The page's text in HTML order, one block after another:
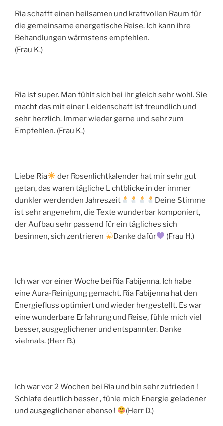
Ria schafft einen heilsamen und kraftvollen Raum für
die gemeinsame energetische Reise. Ich kann ihre
Behandlungen wärmstens empfehlen.
(Frau K.)
Ria ist super. Man fühlt sich bei ihr gleich sehr wohl. Sie
macht das mit einer Leidenschaft ist freundlich und
sehr herzlich. Immer wieder gerne und sehr zum
Empfehlen. (Frau K.)
Liebe Ria
der Rosenlichtkalender hat mir sehr gut
getan, das waren tägliche Lichtblicke in der immer
dunkler werdenden Jahreszeit
Deine Stimme
ist sehr angenehm, die Texte wunderbar komponiert,
der Aufbau sehr passend für ein tägliches sich
besinnen, sich zentrieren
Danke dafür (Frau H.)
Ich war vor einer Woche bei Ria Fabijenna. Ich habe
eine Aura-Reinigung gemacht. Ria Fabijenna hat den
Energiefluss optimiert und wieder hergestellt. Es war
eine wunderbare Erfahrung und Reise, fühle mich viel
besser, ausgeglichener und entspannter. Danke
vielmals. (Herr B.)
Ich war vor 2 Wochen bei Ria und bin sehr zufrieden !
Schlafe deutlich besser , fühle mich Energie geladener
und ausgeglichener ebenso !
(Herr D.)